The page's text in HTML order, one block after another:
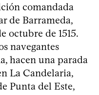
comandada
de Barrameda,
octubre de 1515.
navegantes
hacen una parada
La Candelaria,
Punta del Este,